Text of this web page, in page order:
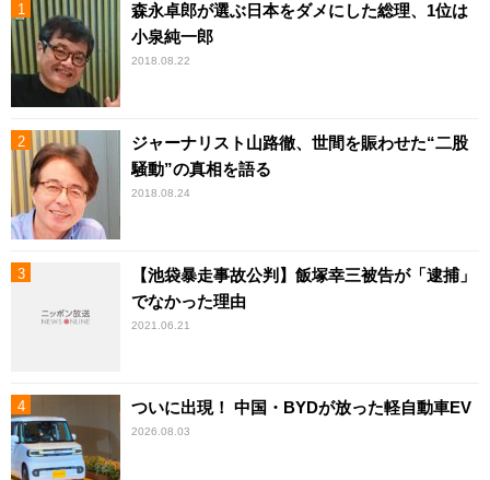
森永卓郎が選ぶ日本をダメにした総理、1位は
小泉純一郎
2018.08.22
ジャーナリスト山路徹、世間を賑わせた“二股
騒動”の真相を語る
2018.08.24
【池袋暴走事故公判】飯塚幸三被告が「逮捕」
でなかった理由
2021.06.21
ついに出現！ 中国・BYDが放った軽自動車EV
2026.08.03